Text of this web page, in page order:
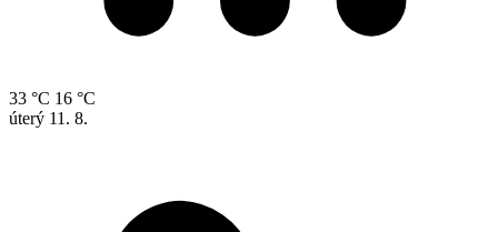
33 °C 16 °C
úterý 11. 8.